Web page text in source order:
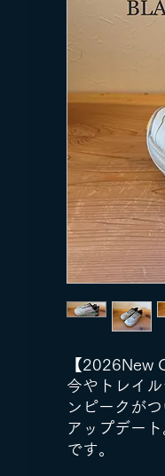
【2026New
今やトレイ
ンピークが
アップデー
です。